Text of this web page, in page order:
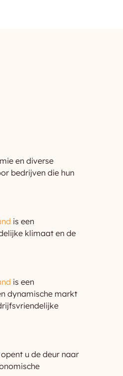
en diverse
bedrijven die hun
is een
klimaat en de
is een
dynamische markt
opent u de deur naar